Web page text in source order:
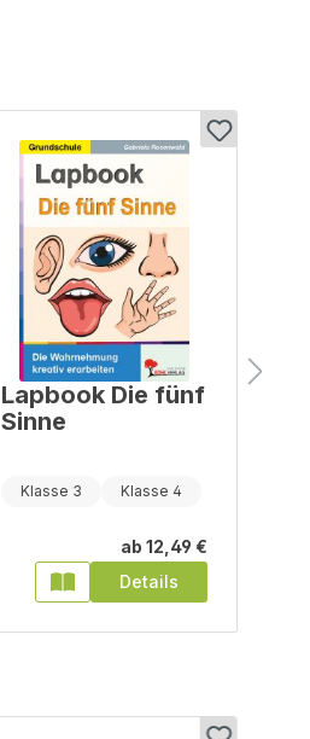
Lapbook Die fünf
Sinne
Klasse 3 Klasse 4
ab 12,49 €
Details